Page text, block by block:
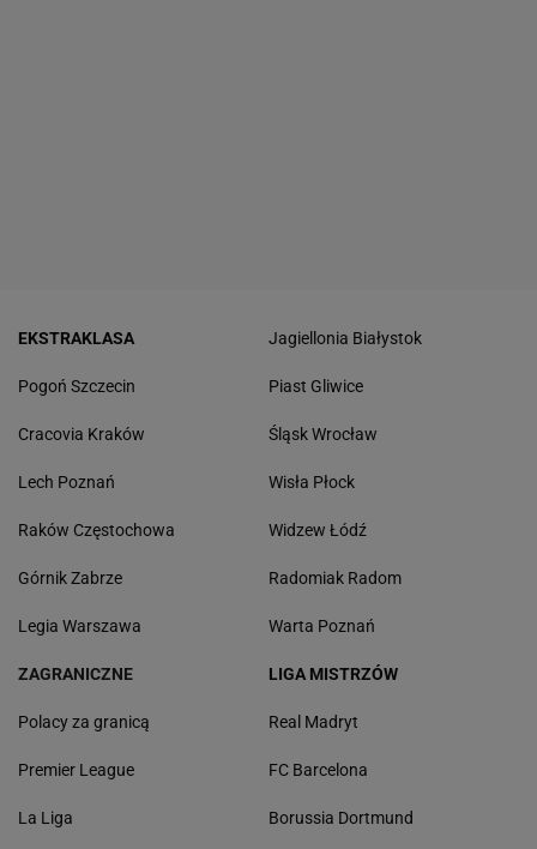
EKSTRAKLASA
Pogoń Szczecin
Cracovia Kraków
Lech Poznań
Raków Częstochowa
Górnik Zabrze
Legia Warszawa
Jagiellonia Białystok
Piast Gliwice
Śląsk Wrocław
Wisła Płock
Widzew Łódź
Radomiak Radom
Warta Poznań
ZAGRANICZNE
Polacy za granicą
Premier League
La Liga
LIGA MISTRZÓW
Real Madryt
FC Barcelona
Borussia Dortmund